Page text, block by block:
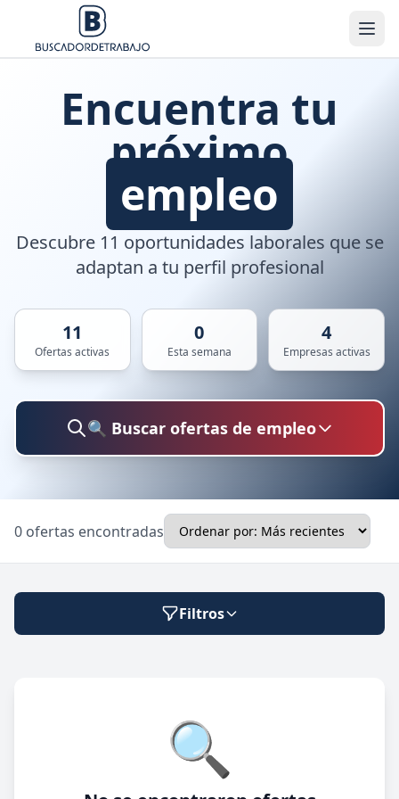
Encuentra tu
próximo
empleo
Descubre 11 oportunidades laborales que se
adaptan a tu perfil profesional
11
Ofertas activas
0
Esta semana
4
Empresas activas
🔍 Buscar ofertas de empleo
Ubicación
🔍 Buscar
0 ofertas encontradas
Filtros
Modalidad de trabajo🔍